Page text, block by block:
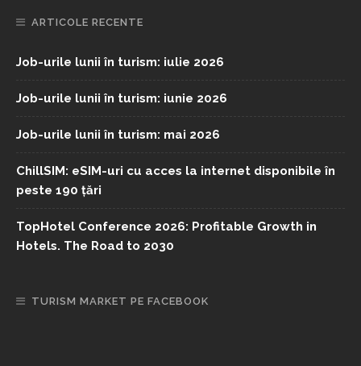
ARTICOLE RECENTE
Job-urile lunii în turism: iulie 2026
Job-urile lunii în turism: iunie 2026
Job-urile lunii în turism: mai 2026
ChillSIM: eSIM-uri cu acces la internet disponibile în
peste 190 țări
TopHotel Conference 2026: Profitable Growth in
Hotels. The Road to 2030
TURISM MARKET PE FACEBOOK